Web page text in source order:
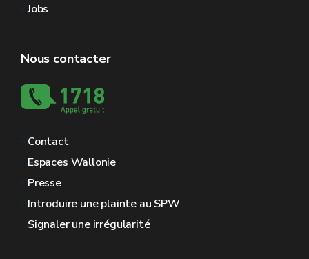
Jobs
Nous contacter
Contact
Espaces Wallonie
Presse
Introduire une plainte au SPW
Signaler une irrégularité